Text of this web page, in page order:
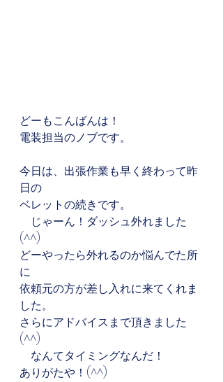
どーもこんばんは！
電装担当のノブです。
今日は、出張作業も早く終わって昨
日の
ベレットの続きです。
じゃーん！ダッシュ外れました
(^^)
どーやったら外れるのか悩んでた所
に
依頼元の方が差し入れに来てくれま
した。
さらにアドバイスまで頂きました
(^^)
なんてタイミングなんだ！
ありがたや！(^^)